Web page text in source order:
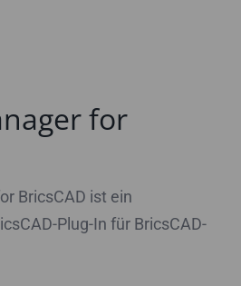
for
BricsCAD ist ein
Plug-In für BricsCAD-